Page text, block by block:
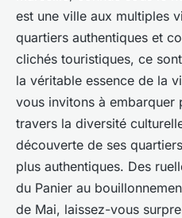
est une ville aux multiples
quartiers authentiques et
clichés touristiques, ce
la véritable essence de la
vous invitons à embarquer
travers la diversité
découverte de ses
plus authentiques. Des
du Panier au
de Mai, laissez-vous